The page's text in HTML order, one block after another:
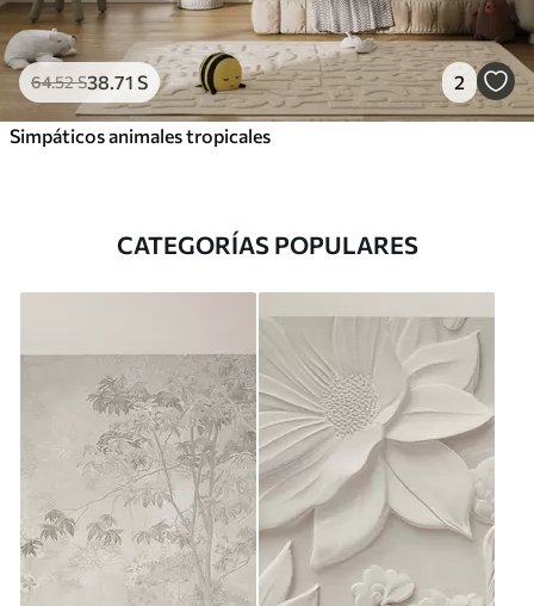
64.52S38 .71 S 2
Simpáticos animales tropicales
CATEGORÍAS POPULARES